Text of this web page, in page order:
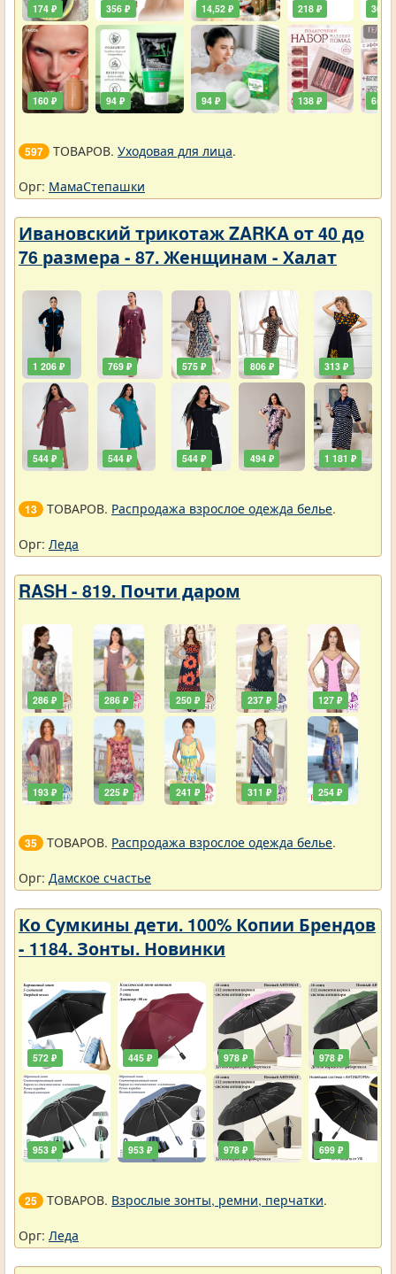
174 ₽
160 ₽
356 ₽
94 ₽
14,52 ₽
94 ₽
218 ₽
138 ₽ 65 ₽
597 ТОВАРОВ. Уходовая для лица.
Орг: МамаСтепашки
Ивановский трикотаж ZARKA от 40 до
76 размера - 87. Женщинам - Халат
1 206 ₽
544 ₽
769 ₽
544 ₽
575 ₽
544 ₽
806 ₽
494 ₽
313 ₽
1 181 ₽
13 ТОВАРОВ. Распродажа взрослое одежда белье.
Орг: Леда
RASH - 819. Почти даром
286 ₽
193 ₽
286 ₽
225 ₽
250 ₽
241 ₽
237 ₽
311 ₽
127 ₽
254 ₽
35 ТОВАРОВ. Распродажа взрослое одежда белье.
Орг: Дамское счастье
Ко Сумкины дети. 100% Копии Брендов
- 1184. Зонты. Новинки
572 ₽
953 ₽
445 ₽
953 ₽
978 ₽
978 ₽
978 ₽
699 ₽
25 ТОВАРОВ. Взрослые зонты, ремни, перчатки.
Орг: Леда